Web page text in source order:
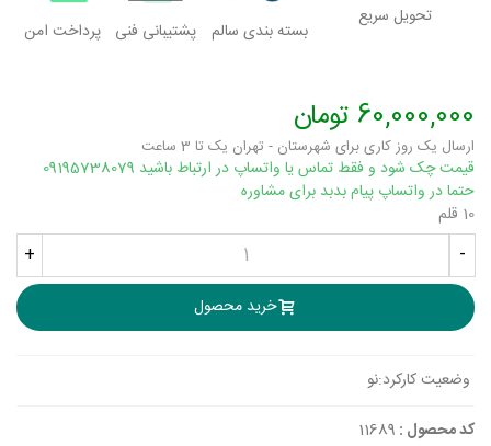
تحویل سریع
بسته بندی سالم پشتیبانی فنی پرداخت امن
60,000,000 تومان
ارسال یک روز کاری برای شهرستان - تهران یک تا 3 ساعت
قیمت چک شود و فقط تماس یا واتساپ در ارتباط باشید 09195738079
حتما در واتساپ پیام بدبد برای مشاوره
10 قلم
-
+
خرید محصول
وضعیت کارکرد:نو
کد محصول : 11689